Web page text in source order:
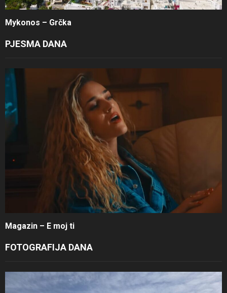
Mykonos – Grčka
PJESMA DANA
Magazin – E moj ti
FOTOGRAFIJA DANA